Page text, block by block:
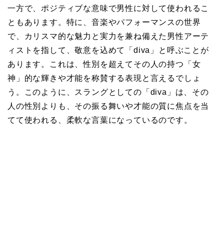
一方で、ポジティブな意味で男性に対して使われるこ
ともあります。特に、音楽やパフォーマンスの世界
で、カリスマ的な魅力と実力を兼ね備えた男性アーテ
ィストを指して、敬意を込めて「diva」と呼ぶことが
あります。これは、性別を超えてその人の持つ「女
神」的な輝きや才能を称賛する表現と言えるでしょ
う。このように、スラングとしての「diva」は、その
人の性別よりも、その振る舞いや才能の質に焦点を当
てて使われる、柔軟な言葉になっているのです。